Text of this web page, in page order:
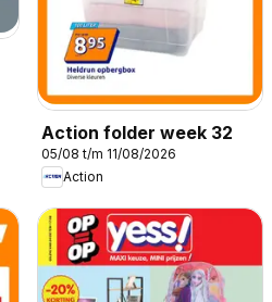
Action folder week 32
05/08 t/m 11/08/2026
Action